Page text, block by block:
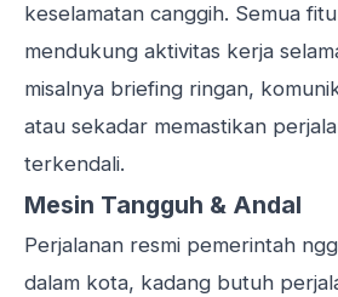
keselamatan canggih. Semua
mendukung aktivitas kerja
misalnya briefing ringan,
atau sekadar memastikan
terkendali.
Mesin Tangguh & Andal
Perjalanan resmi pemerintah
dalam kota, kadang butuh